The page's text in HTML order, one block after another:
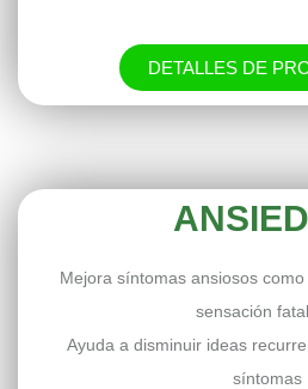
DETALLES DE
Mejora síntomas ansiosos como
sensación
Ayuda a disminuir ideas
síntomas